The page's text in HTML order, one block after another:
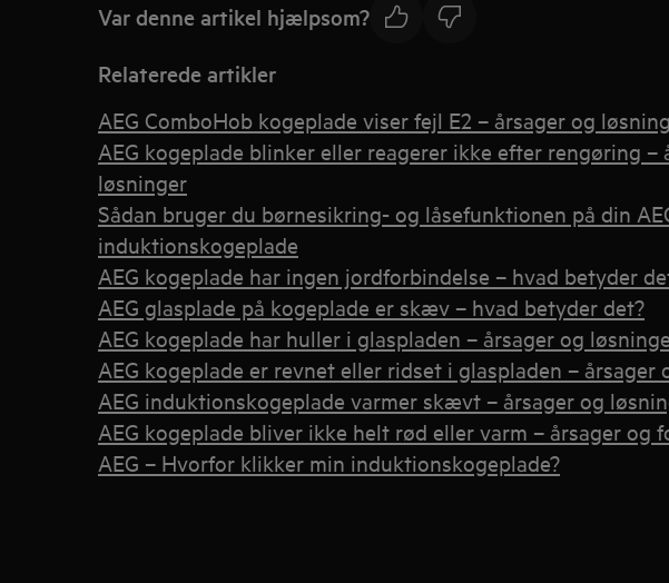
Var denne artikel hjælpsom?
Relaterede artikler
AEG ComboHob kogeplade viser fejl E2 – årsager og
AEG kogeplade blinker eller reagerer ikke efter rengøring –
løsninger
Sådan bruger du børnesikring- og låsefunktionen på din
induktionskogeplade
AEG kogeplade har ingen jordforbindelse – hvad betyder
AEG glasplade på kogeplade er skæv – hvad betyder det?
AEG kogeplade har huller i glaspladen – årsager og
AEG kogeplade er revnet eller ridset i glaspladen – årsager
AEG induktionskogeplade varmer skævt – årsager og
AEG kogeplade bliver ikke helt rød eller varm – årsager og
AEG – Hvorfor klikker min induktionskogeplade?